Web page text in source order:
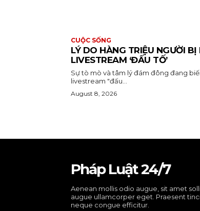
CUỘC SỐNG
LÝ DO HÀNG TRIỆU NGƯỜI
LIVESTREAM ‘ĐẤU TỐ’
Sự tò mò và tâm lý đám đông đang
livestream "đấu...
August 8, 2026
Pháp Luật 24/7
Aenean mollis odio augue, sit amet
augue ullamcorper eget. Praesent
neque congue efficitur.